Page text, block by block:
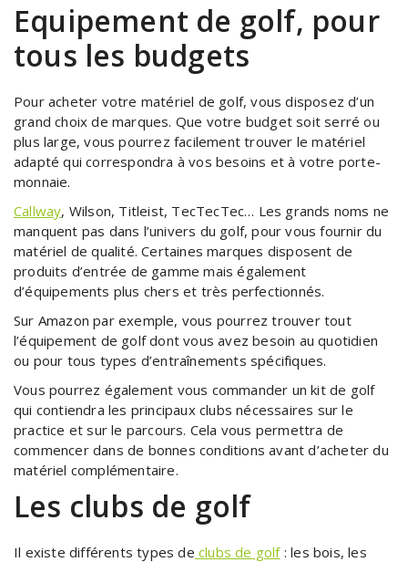
Equipement de golf, pour
tous les budgets
Pour acheter votre matériel de golf, vous disposez d’un
grand choix de marques. Que votre budget soit serré ou
plus large, vous pourrez facilement trouver le matériel
adapté qui correspondra à vos besoins et à votre porte-
monnaie.
Callway, Wilson, Titleist, TecTecTec… Les grands noms ne
manquent pas dans l’univers du golf, pour vous fournir du
matériel de qualité. Certaines marques disposent de
produits d’entrée de gamme mais également
d’équipements plus chers et très perfectionnés.
Sur Amazon par exemple, vous pourrez trouver tout
l’équipement de golf dont vous avez besoin au quotidien
ou pour tous types d’entraînements spécifiques.
Vous pourrez également vous commander un kit de golf
qui contiendra les principaux clubs nécessaires sur le
practice et sur le parcours. Cela vous permettra de
commencer dans de bonnes conditions avant d’acheter du
matériel complémentaire.
Les clubs de golf
Il existe différents types de clubs de golf: les bois, les